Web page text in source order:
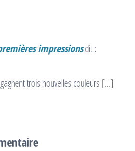
impressionsdit :
trois nouvelles couleurs […]